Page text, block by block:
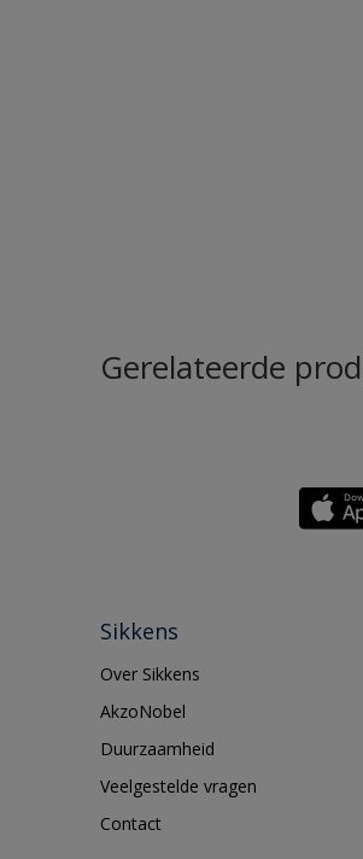
Gerelateerde
Sikkens
Over Sikkens
AkzoNobel
Duurzaamheid
Veelgestelde vragen
Contact